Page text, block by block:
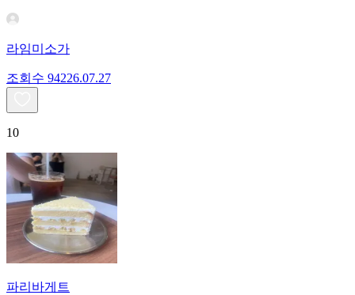
라임미소가
조회수 94226.07.27
10
파리바게트